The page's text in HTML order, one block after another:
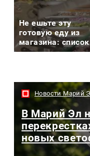
Не ешьте эту
готовую еду из
магазина: список
Новости Марий
В Марий Эл
новых